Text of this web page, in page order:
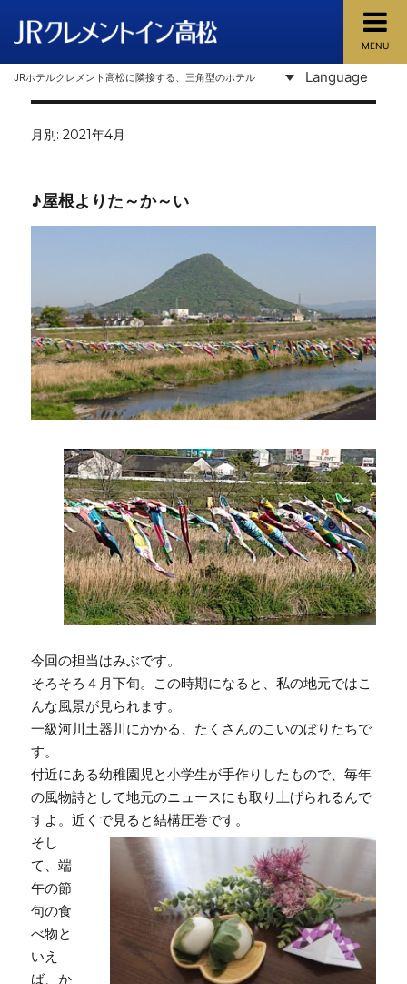
JRクレメントイン高松
JRホテルクレメント高松に隣接する、三角型のホテル Language
MENU
月別: 2021年4月
♪屋根よりた～か～い
今回の担当はみぶです。
そろそろ４月下旬。この時期になると、私の地元ではこ
んな風景が見られます。
一級河川土器川にかかる、たくさんのこいのぼりたちで
す。
付近にある幼稚園児と小学生が手作りしたもので、毎年
の風物詩として地元のニュースにも取り上げられるんで
すよ。近くで見ると結構圧巻です。
そし
て、端
午の節
句の食
べ物と
いえ
ば、か